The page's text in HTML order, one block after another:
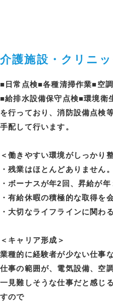
介護施設・クリニ
■日常点検■各種清掃作業■空
■給排水設備保守点検■環境衛
を行っており、消防設備点検
手配して行います。
＜働きやすい環境がしっかり
・残業はほとんどありません。
・ボーナスが年2回、昇給が
・有給休暇の積極的な取得を
・大切なライフラインに関わ
＜キャリア形成＞
業種的に経験者が少ない仕事
仕事の範囲が、電気設備、空
一見難しそうな仕事だと感じ
すので